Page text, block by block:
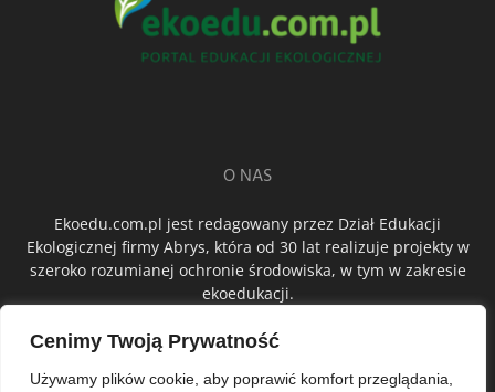
Cenimy Twoją Prywatność
Używamy plików cookie, aby poprawić komfort przeglądania,
O NAS
Ekoedu.com.pl jest redagowany przez Dział Edukacji
Ekologicznej firmy Abrys, która od 30 lat realizuje projekty w
szeroko rozumianej ochronie środowiska, w tym w zakresie
ekoedukacji.
ŚLEDŹ NAS